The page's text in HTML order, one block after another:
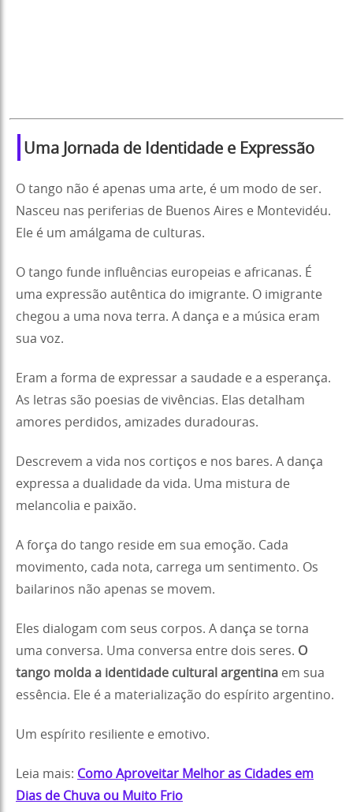
Uma Jornada de Identidade e Expressão
O tango não é apenas uma arte, é um modo de ser.
Nasceu nas periferias de Buenos Aires e Montevidéu.
Ele é um amálgama de culturas.
O tango funde influências europeias e africanas. É
uma expressão autêntica do imigrante. O imigrante
chegou a uma nova terra. A dança e a música eram
sua voz.
Eram a forma de expressar a saudade e a esperança.
As letras são poesias de vivências. Elas detalham
amores perdidos, amizades duradouras.
Descrevem a vida nos cortiços e nos bares. A dança
expressa a dualidade da vida. Uma mistura de
melancolia e paixão.
A força do tango reside em sua emoção. Cada
movimento, cada nota, carrega um sentimento. Os
bailarinos não apenas se movem.
Eles dialogam com seus corpos. A dança se torna
uma conversa. Uma conversa entre dois seres. O
tango molda a identidade cultural argentina em sua
essência. Ele é a materialização do espírito argentino.
Um espírito resiliente e emotivo.
Leia mais: Como Aproveitar Melhor as Cidades em
Dias de Chuva ou Muito Frio